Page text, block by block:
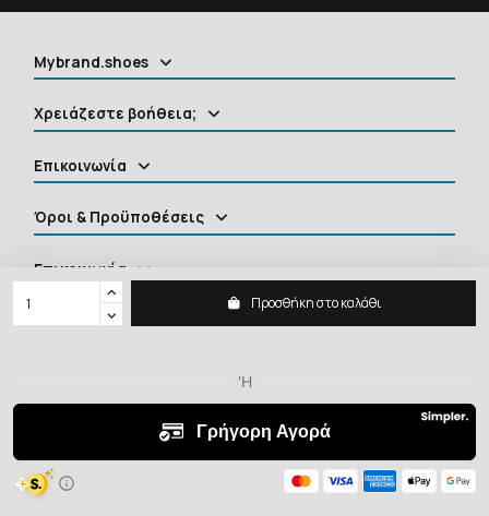
Προσθήκη στο καλάθι
Mybrand.shoes
Χρειάζεστε βοήθεια;
Επικοινωνία
Όροι & Προϋποθέσεις
Επικοινωνία
2026 ©MYBRANDSHOES
Shoes, Clothing, Accessories
All rights reserved.